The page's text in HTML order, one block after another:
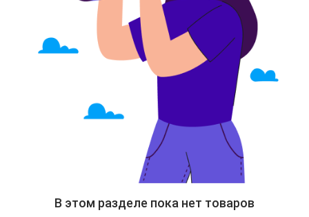
В этом разделе пока нет товаров